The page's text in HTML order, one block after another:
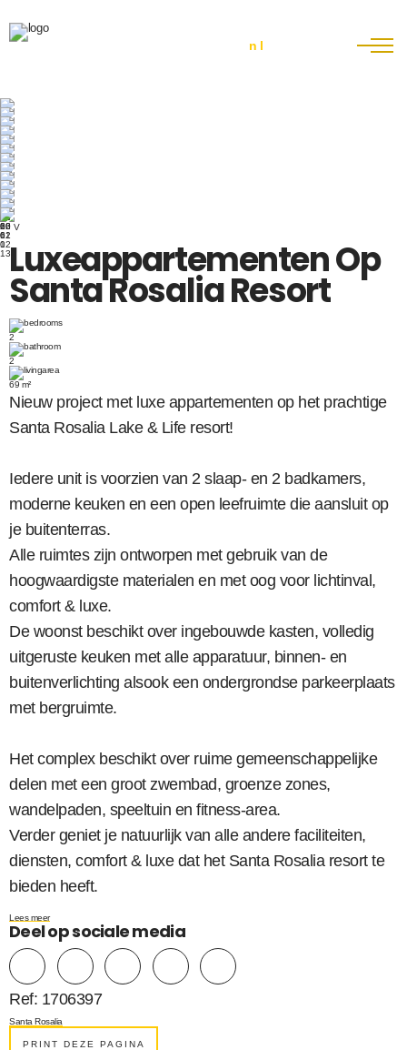
nl
V
Luxeappartementen Op
Santa Rosalia Resort
2
2
69 m²
Nieuw project met luxe appartementen op het prachtige
Santa Rosalia Lake & Life resort!
Iedere unit is voorzien van 2 slaap- en 2 badkamers,
moderne keuken en een open leefruimte die aansluit op
je buitenterras.
Alle ruimtes zijn ontworpen met gebruik van de
hoogwaardigste materialen en met oog voor lichtinval,
comfort & luxe.
De woonst beschikt over ingebouwde kasten, volledig
uitgeruste keuken met alle apparatuur, binnen- en
buitenverlichting alsook een ondergrondse parkeerplaats
met bergruimte.
Het complex beschikt over ruime gemeenschappelijke
delen met een groot zwembad, groenze zones,
wandelpaden, speeltuin en fitness-area.
Verder geniet je natuurlijk van alle andere faciliteiten,
diensten, comfort & luxe dat het Santa Rosalia resort te
bieden heeft.
Lees meer
Deel op sociale media
Ref: 1706397
Santa Rosalia
PRINT DEZE PAGINA